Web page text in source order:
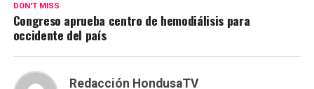
DON'T MISS
Congreso aprueba centro de hemodiálisis para
occidente del país
Redacción HondusaTV